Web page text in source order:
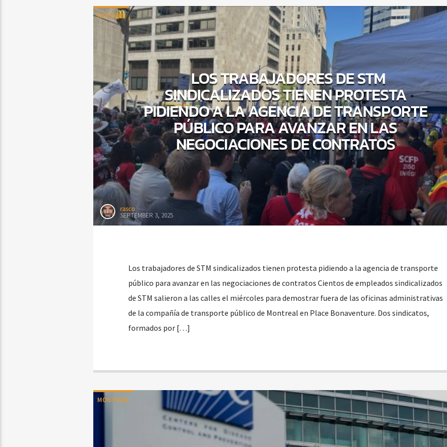
NOTICIAS
LOS TRABAJADORES DE STM
SINDICALIZADOS TIENEN PROTESTA
PIDIENDO A LA AGENCIA DE TRANSPORTE
PÚBLICO PARA AVANZAR EN LAS
NEGOCIACIONES DE CONTRATOS
rasco
SEPTEMBER 3, 2025
Los trabajadores de STM sindicalizados tienen protesta pidiendo a la agencia de transporte
público para avanzar en las negociaciones de contratos Cientos de empleados sindicalizados
de STM salieron a las calles el miércoles para demostrar fuera de las oficinas administrativas
de la compañía de transporte público de Montreal en Place Bonaventure. Dos sindicatos,
formados por […]
MONTREAL